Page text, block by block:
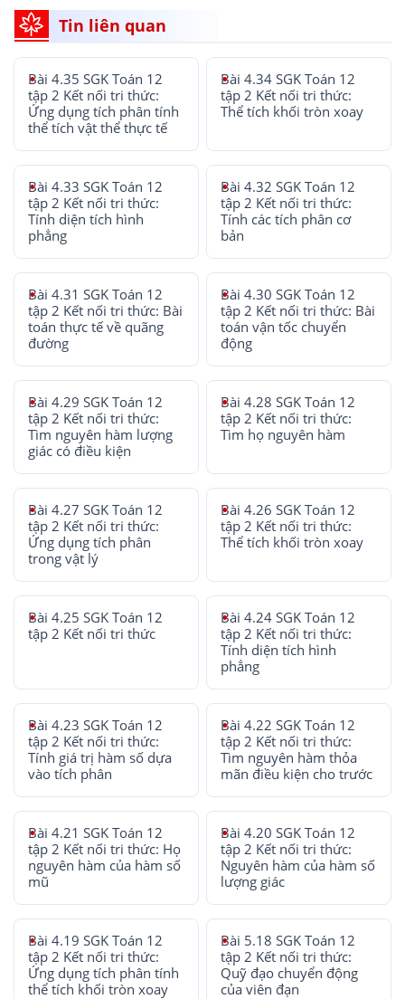
Tin liên quan
Bài 4.35 SGK Toán 12
tập 2 Kết nối tri thức:
Ứng dụng tích phân tính
thể tích vật thể thực tế
Bài 4.34 SGK Toán 12
tập 2 Kết nối tri thức:
Thể tích khối tròn xoay
Bài 4.33 SGK Toán 12
tập 2 Kết nối tri thức:
Tính diện tích hình
phẳng
Bài 4.32 SGK Toán 12
tập 2 Kết nối tri thức:
Tính các tích phân cơ
bản
Bài 4.31 SGK Toán 12
tập 2 Kết nối tri thức: Bài
toán thực tế về quãng
đường
Bài 4.30 SGK Toán 12
tập 2 Kết nối tri thức: Bài
toán vận tốc chuyển
động
Bài 4.29 SGK Toán 12
tập 2 Kết nối tri thức:
Tìm nguyên hàm lượng
giác có điều kiện
Bài 4.28 SGK Toán 12
tập 2 Kết nối tri thức:
Tìm họ nguyên hàm
Bài 4.27 SGK Toán 12
tập 2 Kết nối tri thức:
Ứng dụng tích phân
trong vật lý
Bài 4.26 SGK Toán 12
tập 2 Kết nối tri thức:
Thể tích khối tròn xoay
Bài 4.25 SGK Toán 12
tập 2 Kết nối tri thức
Bài 4.24 SGK Toán 12
tập 2 Kết nối tri thức:
Tính diện tích hình
phẳng
Bài 4.23 SGK Toán 12
tập 2 Kết nối tri thức:
Tính giá trị hàm số dựa
vào tích phân
Bài 4.22 SGK Toán 12
tập 2 Kết nối tri thức:
Tìm nguyên hàm thỏa
mãn điều kiện cho trước
Bài 4.21 SGK Toán 12
tập 2 Kết nối tri thức: Họ
nguyên hàm của hàm số
mũ
Bài 4.20 SGK Toán 12
tập 2 Kết nối tri thức:
Nguyên hàm của hàm số
lượng giác
Bài 4.19 SGK Toán 12
tập 2 Kết nối tri thức:
Ứng dụng tích phân tính
thể tích khối tròn xoay
Bài 5.18 SGK Toán 12
tập 2 Kết nối tri thức:
Quỹ đạo chuyển động
của viên đạn